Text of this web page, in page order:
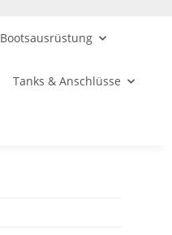
Bootsausrüstung
Tanks & Anschlüsse